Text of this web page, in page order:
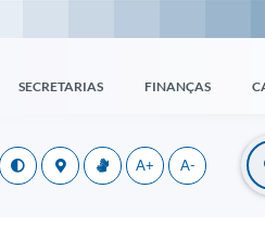
SECRETARIAS FINANÇAS
A+ A-